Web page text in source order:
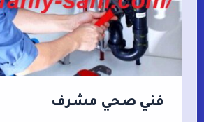
فني صحي مشرف